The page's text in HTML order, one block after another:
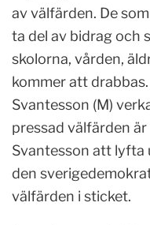
av välfärden. De
ta del av bidrag och
skolorna, vården,
kommer att
Svantesson (M)
pressad välfärden
Svantesson att lyfta
den
välfärden i sticket.